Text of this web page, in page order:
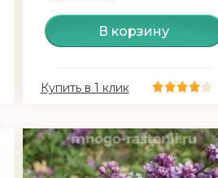
В корзину
Купить в 1 клик